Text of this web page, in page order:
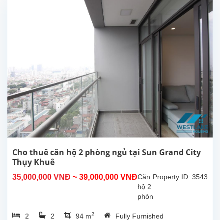
Grand
City,
Thụy
Khuê,
hộ
tích
140m2
với 3
ngủ,
tắm,
bếp
khép
Cho thuê căn hộ 2 phòng ngủ tại Sun Grand City
Thụy Khuê
35,000,000 VNĐ ~ 39,000,000 VNĐ Property ID: 3543
Căn
hộ 2
phòng
cho
2 2 94 m2 Fully Furnished